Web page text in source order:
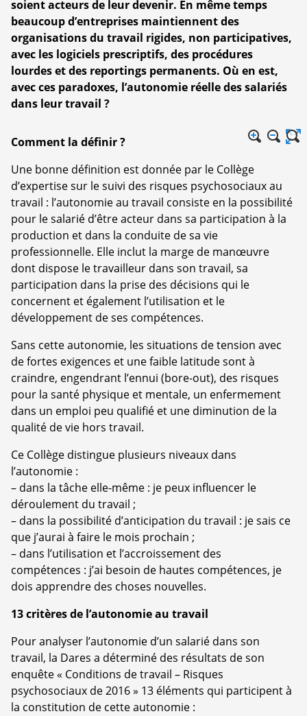
soient acteurs de leur devenir. En même temps
beaucoup d’entreprises maintiennent des
organisations du travail rigides, non participatives,
avec les logiciels prescriptifs, des procédures
lourdes et des reportings permanents. Où en est,
avec ces paradoxes, l’autonomie réelle des salariés
dans leur travail ?
Comment la définir ?
Une bonne définition est donnée par le Collège
d’expertise sur le suivi des risques psychosociaux au
travail : l’autonomie au travail consiste en la possibilité
pour le salarié d’être acteur dans sa participation à la
production et dans la conduite de sa vie
professionnelle. Elle inclut la marge de manœuvre
dont dispose le travailleur dans son travail, sa
participation dans la prise des décisions qui le
concernent et également l’utilisation et le
développement de ses compétences.
Sans cette autonomie, les situations de tension avec
de fortes exigences et une faible latitude sont à
craindre, engendrant l’ennui (bore-out), des risques
pour la santé physique et mentale, un enfermement
dans un emploi peu qualifié et une diminution de la
qualité de vie hors travail.
Ce Collège distingue plusieurs niveaux dans
l’autonomie :
– dans la tâche elle-même : je peux influencer le
déroulement du travail ;
– dans la possibilité d’anticipation du travail : je sais ce
que j’aurai à faire le mois prochain ;
– dans l’utilisation et l’accroissement des
compétences : j’ai besoin de hautes compétences, je
dois apprendre des choses nouvelles.
13 critères de l’autonomie au travail
Pour analyser l’autonomie d’un salarié dans son
travail, la Dares a déterminé des résultats de son
enquête « Conditions de travail – Risques
psychosociaux de 2016 » 13 éléments qui participent à
la constitution de cette autonomie :